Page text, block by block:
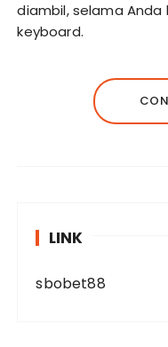
diambil, selama
keyboard.
LINK
sbobet88